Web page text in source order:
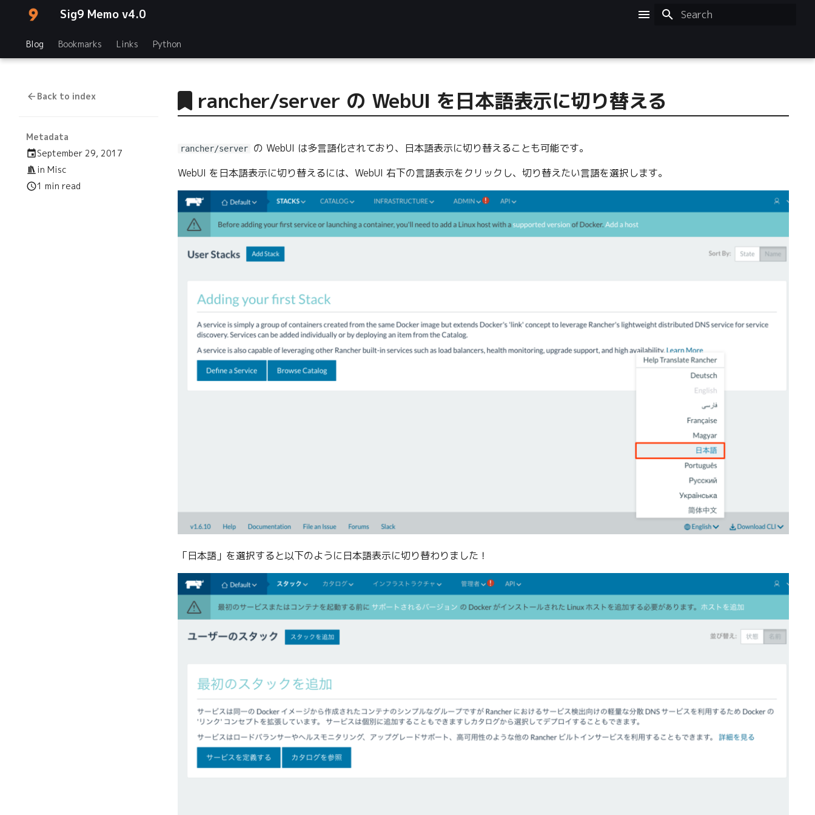
Sig9 Memo v4.0
Blog Bookmarks Links Python
Back to index
Metadata
September 29, 2017
inMisc
1 min read
rancher/server の WebUI を日本語表示に切り替える
rancher/server
の WebUI は多言語化されており、日本語表示に切り替えることも可能です。
WebUI を日本語表示に切り替えるには、WebUI 右下の言語表示をクリックし、切り替えたい言語を選択します。
「日本語」を選択すると以下のように日本語表示に切り替わりました！